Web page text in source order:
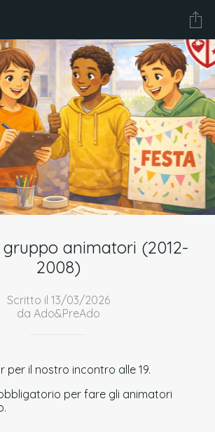
animatori (2012-
2008)
Scritto il 13/03/2026
da Ado&PreAdo
per il nostro incontro alle 19.
per fare gli animatori